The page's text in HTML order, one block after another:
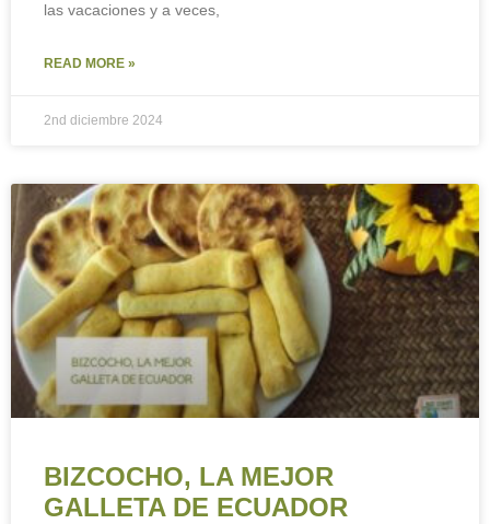
las vacaciones y a veces,
READ MORE »
2nd diciembre 2024
BIZCOCHO, LA MEJOR
GALLETA DE ECUADOR